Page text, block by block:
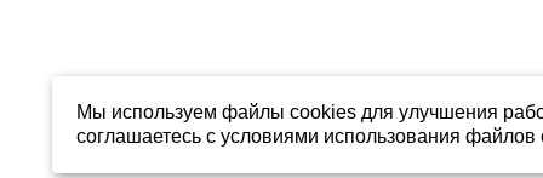
Мы используем файлы cookies для улучшения
соглашаетесь с условиями использования файлов